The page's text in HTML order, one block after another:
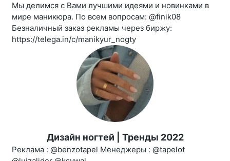
Мы делимся с Вами лучшими идеями и новинками в
мире маникюра. По всем вопросам: @finik08
Безналичный заказ рекламы через биржу:
https://telega.in/c/manikyur_nogty
Дизайн ногтей | Тренды 2022
Реклама : @benzotapel Менеджеры : @tapelot